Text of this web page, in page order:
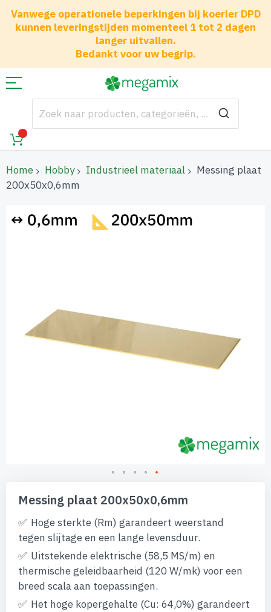
Vanwege operationele beperkingen bij koerier DPD
kunnen leveringstijden momenteel 1 tot 2 dagen
langer uitvallen.
Bedankt voor uw begrip.
Home Hobby Industrieel materiaal
Messing plaat
200x50x0,6mm
naar
naar
begin
gallerij
Messing plaat 200x50x0,6mm
Hoge sterkte (Rm) garandeert weerstand
tegen slijtage en een lange levensduur.
Uitstekende elektrische (58,5 MS/m) en
thermische geleidbaarheid (120 W/mk) voor een
breed scala aan toepassingen.
Het hoge kopergehalte (Cu: 64,0%) garandeert